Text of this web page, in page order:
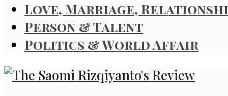
Love, Marriage,
Person & Talent
Politics & World Affair